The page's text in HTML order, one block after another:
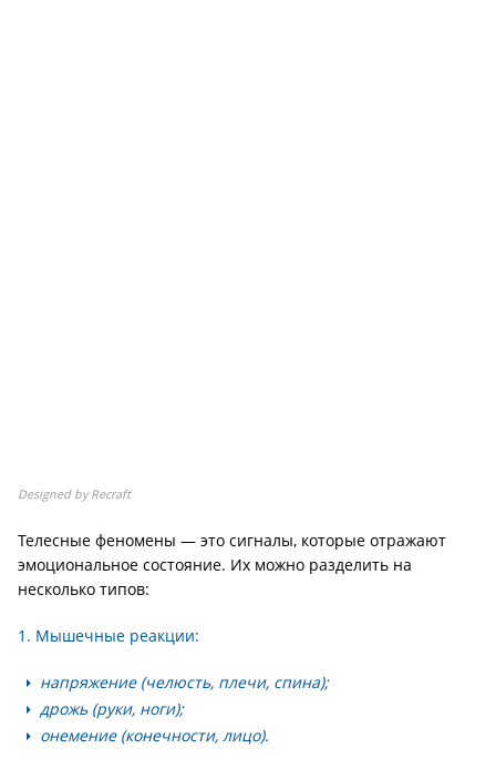
Designed by Recraft
Телесные феномены — это сигналы, которые отражают
эмоциональное состояние. Их можно разделить на
несколько типов:
1. Мышечные реакции:
напряжение (челюсть, плечи, спина);
дрожь (руки, ноги);
онемение (конечности, лицо).